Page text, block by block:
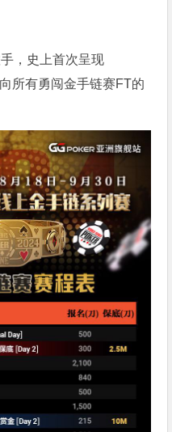
，史上首次呈现
向所有勇闯金手链赛FT的